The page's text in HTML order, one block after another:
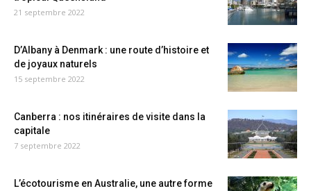
21 septembre 2022
D’Albany à Denmark : une route d’histoire et
de joyaux naturels
15 septembre 2022
Canberra : nos itinéraires de visite dans la
capitale
7 septembre 2022
L’écotourisme en Australie, une autre forme